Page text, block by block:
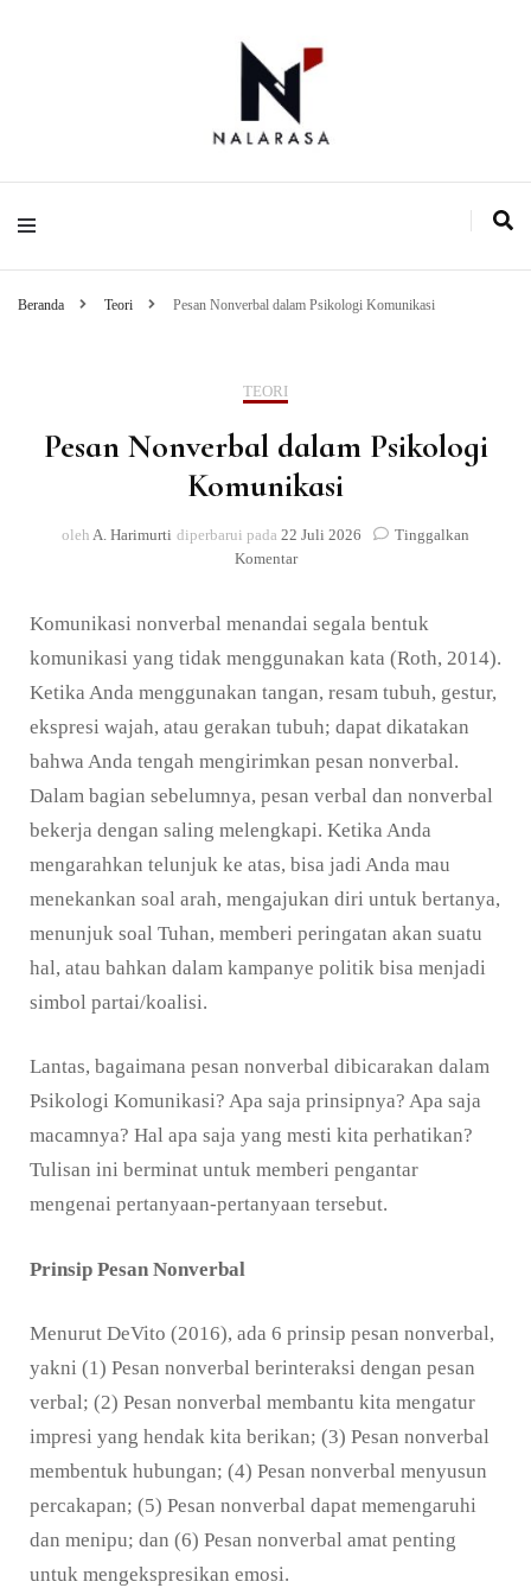
Nalarasa
Beranda Teori Pesan Nonverbal dalam Psikologi Komunikasi
TEORI
Pesan Nonverbal dalam Psikologi
Komunikasi
oleh A. Harimurti diperbarui pada 22 Juli 2026
Tinggalkan
Komentarpada
dalam
Psikologi
Komunikasi nonverbal menandai segala bentuk
komunikasi yang tidak menggunakan kata (Roth, 2014).
Ketika Anda menggunakan tangan, resam tubuh, gestur,
ekspresi wajah, atau gerakan tubuh; dapat dikatakan
bahwa Anda tengah mengirimkan pesan nonverbal.
Dalam bagian sebelumnya, pesan verbal dan nonverbal
bekerja dengan saling melengkapi. Ketika Anda
mengarahkan telunjuk ke atas, bisa jadi Anda mau
menekankan soal arah, mengajukan diri untuk bertanya,
menunjuk soal Tuhan, memberi peringatan akan suatu
hal, atau bahkan dalam kampanye politik bisa menjadi
simbol partai/koalisi.
Lantas, bagaimana pesan nonverbal dibicarakan dalam
Psikologi Komunikasi? Apa saja prinsipnya? Apa saja
macamnya? Hal apa saja yang mesti kita perhatikan?
Tulisan ini berminat untuk memberi pengantar
mengenai pertanyaan-pertanyaan tersebut.
Prinsip Pesan Nonverbal
Menurut DeVito (2016), ada 6 prinsip pesan nonverbal,
yakni (1) Pesan nonverbal berinteraksi dengan pesan
verbal; (2) Pesan nonverbal membantu kita mengatur
impresi yang hendak kita berikan; (3) Pesan nonverbal
membentuk hubungan; (4) Pesan nonverbal menyusun
percakapan; (5) Pesan nonverbal dapat memengaruhi
dan menipu; dan (6) Pesan nonverbal amat penting
untuk mengekspresikan emosi.